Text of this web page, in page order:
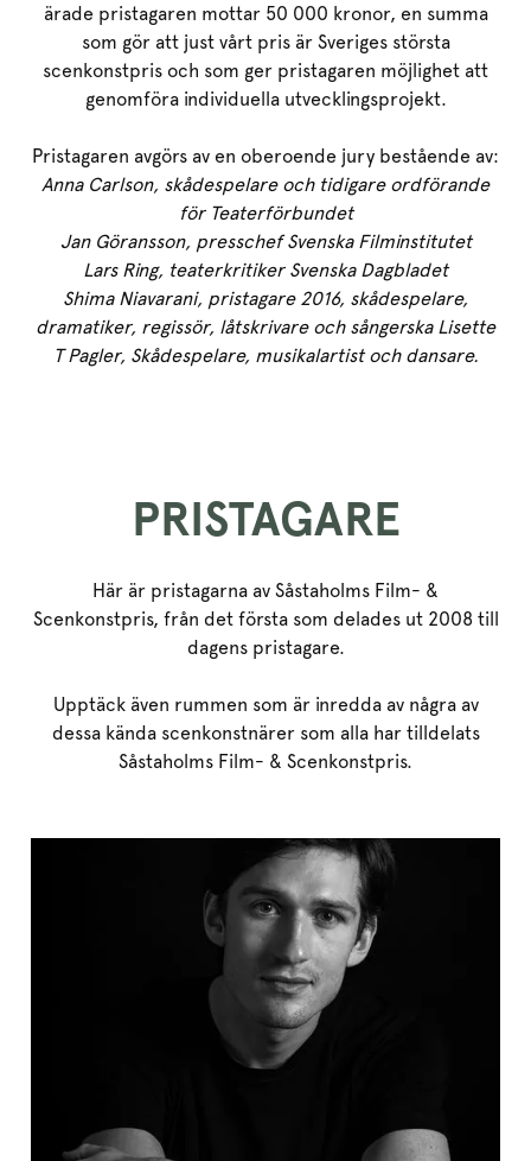
ärade pristagaren mottar 50 000 kronor, en summa
som gör att just vårt pris är Sveriges största
scenkonstpris och som ger pristagaren möjlighet att
genomföra individuella utvecklingsprojekt.
Pristagaren avgörs av en oberoende jury bestående av:
Anna Carlson, skådespelare och tidigare ordförande
för Teaterförbundet
Jan Göransson, presschef Svenska Filminstitutet
Lars Ring, teaterkritiker Svenska Dagbladet
Shima Niavarani, pristagare 2016, skådespelare,
dramatiker, regissör, låtskrivare och sångerska Lisette
T Pagler, Skådespelare, musikalartist och dansare.
PRISTAGARE
Här är pristagarna av Såstaholms Film- &
Scenkonstpris, från det första som delades ut 2008 till
dagens pristagare.
Upptäck även rummen som är inredda av några av
dessa kända scenkonstnärer som alla har tilldelats
Såstaholms Film- & Scenkonstpris.